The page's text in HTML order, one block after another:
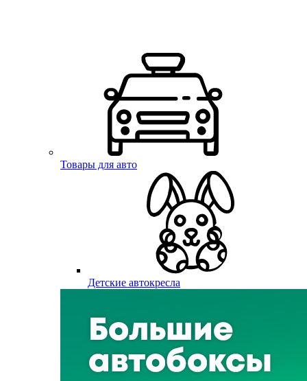
Товары для авто
Детские автокресла